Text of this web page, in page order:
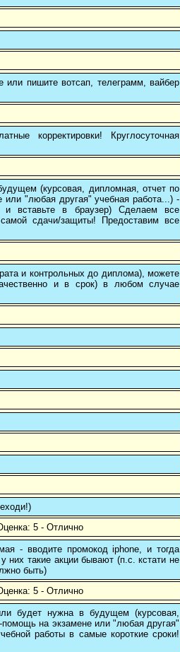
пишите вотсап, телеграмм, вайбер
корректировки! Круглосуточная
(курсовая, дипломная, отчет по
или "любая другая" учебная работа...) -
и вставьте в браузер) Сделаем все
сдачи/защиты! Предоставим все
и контрольных до диплома), можете
и в срок) в любом случае
5 - Отлично
- вводите промокод iphone, и тогда
них такие акции бывают (п.с. кстати не
быть)
5 - Отлично
будет нужна в будущем (курсовая,
на экзамене или "любая другая"
работы в самые короткие сроки!